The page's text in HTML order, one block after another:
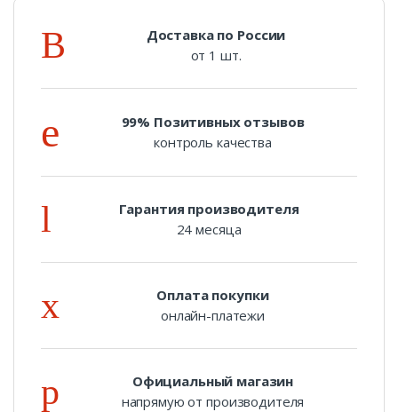
Доставка по России
от 1 шт.
99% Позитивных отзывов
контроль качества
Гарантия производителя
24 месяца
Оплата покупки
онлайн-платежи
Официальный магазин
напрямую от производителя